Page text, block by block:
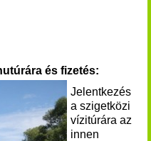
és fizetés:
Jelentkezés
a szigetközi
vízitúrára az
innen